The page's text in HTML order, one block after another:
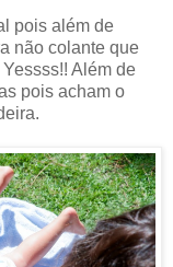
pois além de
não colante que
Além de
pois acham o